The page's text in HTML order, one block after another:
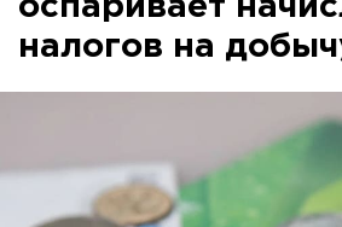
оспаривает
налогов на